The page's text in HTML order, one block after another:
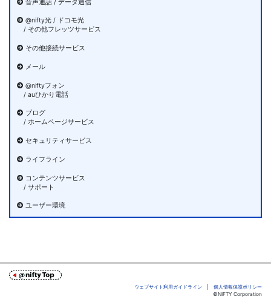
音声通話 / データ通信
@nifty光 / ドコモ光
/ その他フレッツサービス
その他接続サービス
メール
@niftyフォン
/ auひかり電話
ブログ
/ ホームページサービス
セキュリティサービス
ライフライン
コンテンツサービス
/ サポート
ユーザー環境
ウェブサイト利用ガイドライン
個人情報保護ポリシー
©NIFTY Corporation